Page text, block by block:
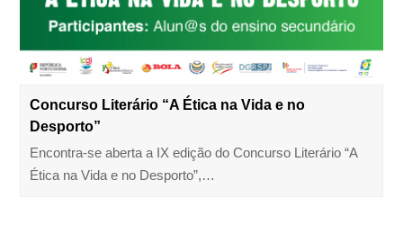
Concurso Literário “A Ética na Vida e no
Desporto”
Encontra-se aberta a IX edição do Concurso Literário “A
Ética na Vida e no Desporto”,…